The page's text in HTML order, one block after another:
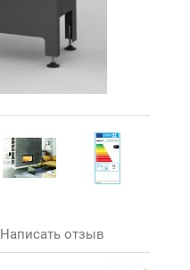
Написать отзыв